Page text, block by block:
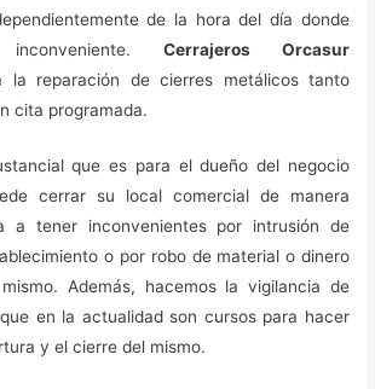
de la hora del día donde
Cerrajeros Orcasur
la reparación de cierres metálicos tanto
cita programada.
que es para el dueño del negocio
cerrar su local comercial de manera
tener inconvenientes por intrusión de
o por robo de material o dinero
Además, hacemos la vigilancia de
en la actualidad son cursos para hacer
y el cierre del mismo.